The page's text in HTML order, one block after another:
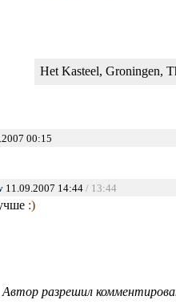
Het Kasteel, Groningen,
00:15
11.09.2007 14:44 / 13:44
:)
Автор разрешил